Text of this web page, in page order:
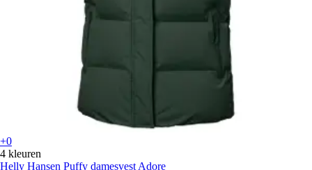
+0
4 kleuren
Helly Hansen Puffy damesvest Adore